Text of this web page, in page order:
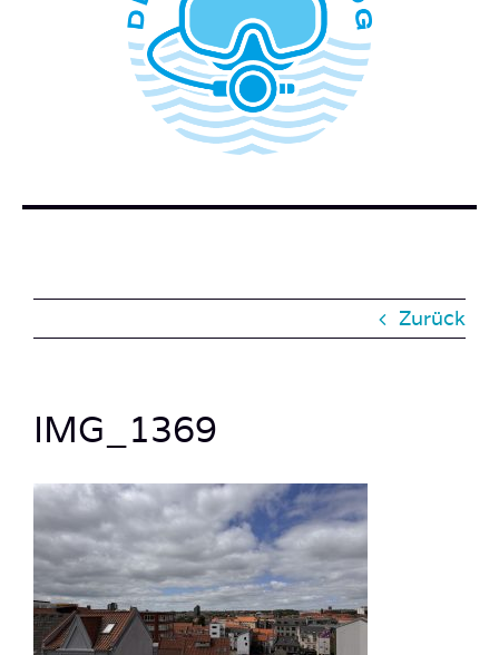
WER STECKT HINTER DEM TAUCHERBLOG?
BUCH BESTELLEN
Zurück
IMG_1369